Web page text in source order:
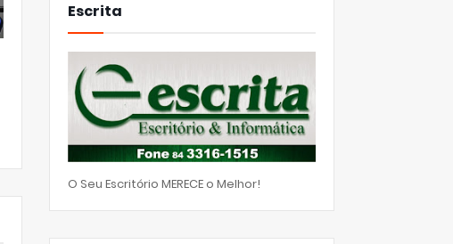
Escrita
O Seu Escritório MERECE o Melhor!